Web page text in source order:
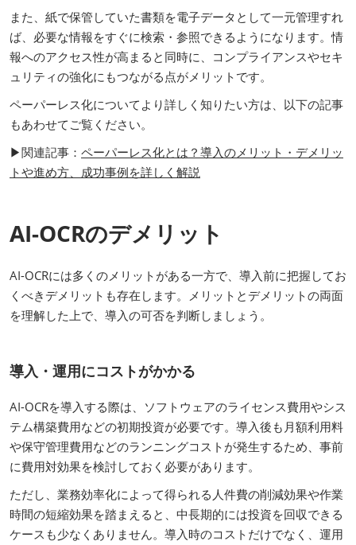
また、紙で保管していた書類を電子データとして一元管理すれ
ば、必要な情報をすぐに検索・参照できるようになります。情
報へのアクセス性が高まると同時に、コンプライアンスやセキ
ュリティの強化にもつながる点がメリットです。
ペーパーレス化についてより詳しく知りたい方は、以下の記事
もあわせてご覧ください。
▶関連記事： ペーパーレス化とは？導入のメリット・デメリッ
トや進め方、成功事例を詳しく解説
AI-OCRのデメリット
AI-OCRには多くのメリットがある一方で、導入前に把握してお
くべきデメリットも存在します。メリットとデメリットの両面
を理解した上で、導入の可否を判断しましょう。
導入・運用にコストがかかる
AI-OCRを導入する際は、ソフトウェアのライセンス費用やシス
テム構築費用などの初期投資が必要です。導入後も月額利用料
や保守管理費用などのランニングコストが発生するため、事前
に費用対効果を検討しておく必要があります。
ただし、業務効率化によって得られる人件費の削減効果や作業
時間の短縮効果を踏まえると、中長期的には投資を回収できる
ケースも少なくありません。導入時のコストだけでなく、運用